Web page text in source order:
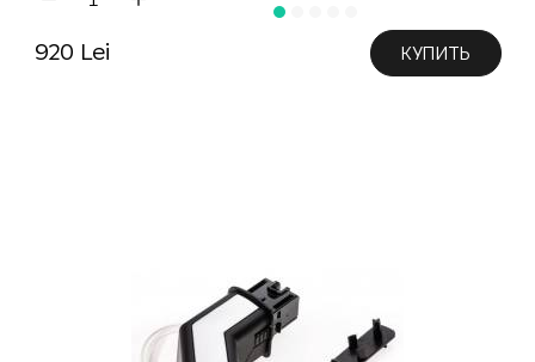
920 Lei КУПИТЬ